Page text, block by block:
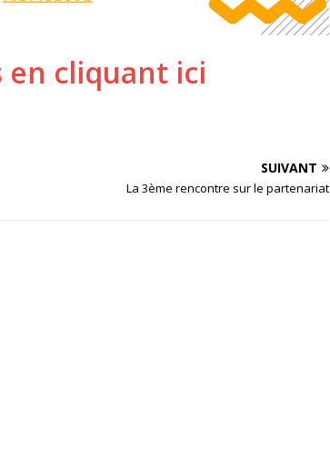
cliquant ici
SUIVANT
La 3ème rencontre sur le partenariat